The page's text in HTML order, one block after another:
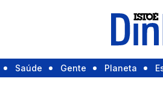
Saúde Gente Planeta